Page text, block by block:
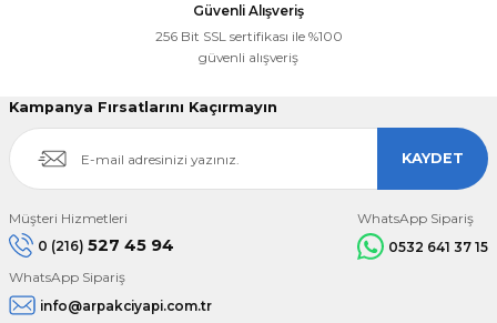
Güvenli Alışveriş
256 Bit SSL sertifikası ile %100
güvenli alışveriş
Kampanya Fırsatlarını Kaçırmayın
KAYDET
Müşteri Hizmetleri
0 (216) 527 45 94
WhatsApp Sipariş
0532 641 37 15
WhatsApp Sipariş
info@arpakciyapi.com.tr